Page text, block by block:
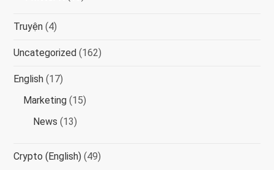
Truyện (4)
Uncategorized (162)
English (17)
Marketing (15)
News (13)
Crypto (English) (49)